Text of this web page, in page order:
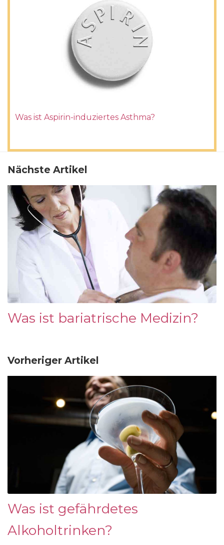
Was ist Aspirin-induziertes Asthma?
Nächste Artikel
Was ist bariatrische Medizin?
Vorheriger Artikel
Was ist gefährdetes
Alkoholtrinken?